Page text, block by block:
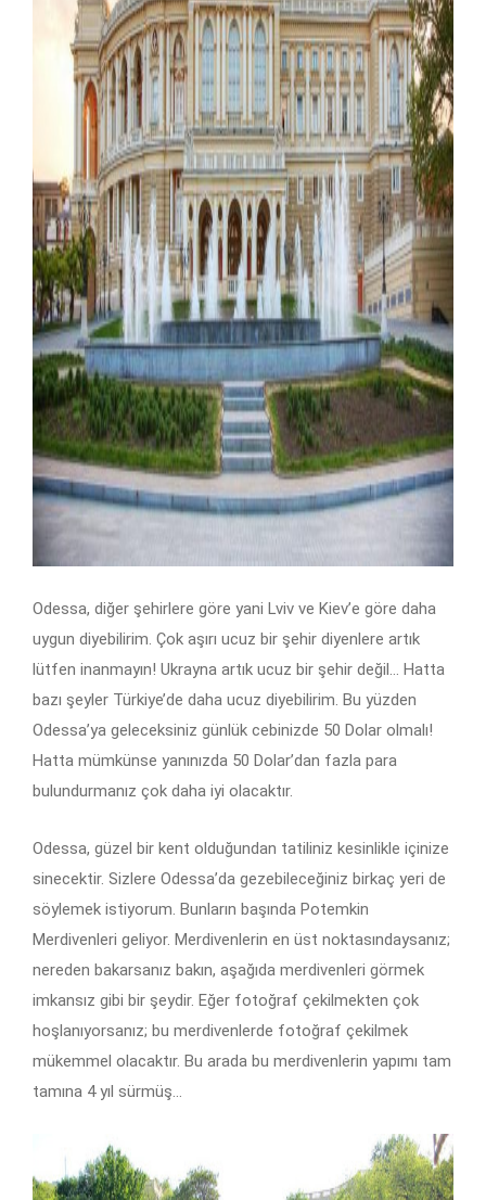
Odessa, diğer şehirlere göre yani Lviv ve Kiev’e göre daha
uygun diyebilirim. Çok aşırı ucuz bir şehir diyenlere artık
lütfen inanmayın! Ukrayna artık ucuz bir şehir değil… Hatta
bazı şeyler Türkiye’de daha ucuz diyebilirim. Bu yüzden
Odessa’ya geleceksiniz günlük cebinizde 50 Dolar olmalı!
Hatta mümkünse yanınızda 50 Dolar’dan fazla para
bulundurmanız çok daha iyi olacaktır.
Odessa, güzel bir kent olduğundan tatiliniz kesinlikle içinize
sinecektir. Sizlere Odessa’da gezebileceğiniz birkaç yeri de
söylemek istiyorum. Bunların başında Potemkin
Merdivenleri geliyor. Merdivenlerin en üst noktasındaysanız;
nereden bakarsanız bakın, aşağıda merdivenleri görmek
imkansız gibi bir şeydir. Eğer fotoğraf çekilmekten çok
hoşlanıyorsanız; bu merdivenlerde fotoğraf çekilmek
mükemmel olacaktır. Bu arada bu merdivenlerin yapımı tam
tamına 4 yıl sürmüş…